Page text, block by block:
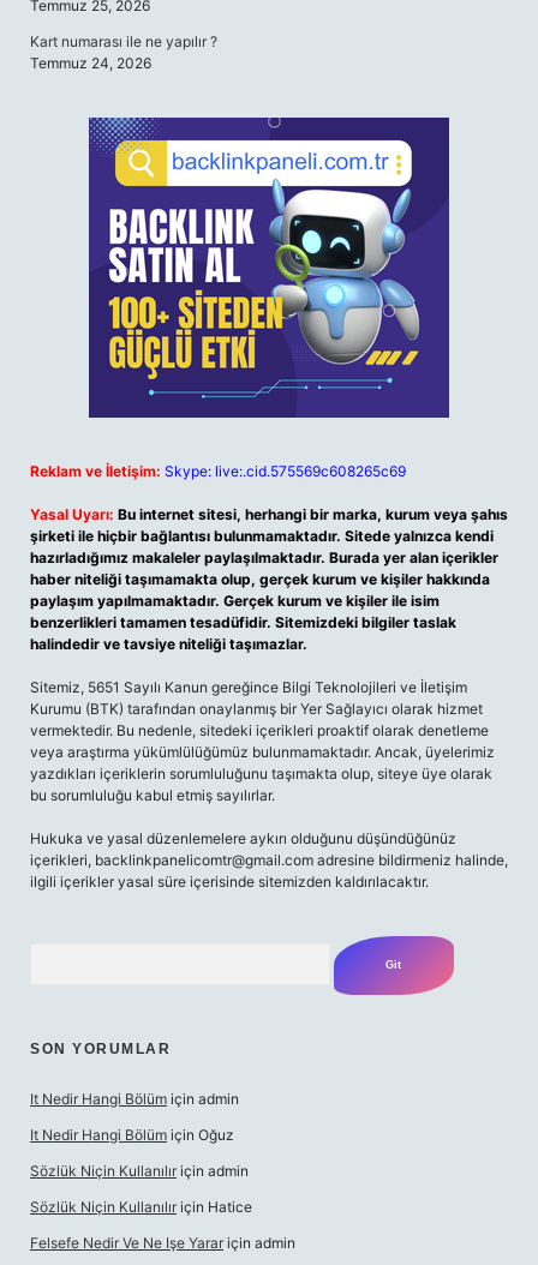
Temmuz 25, 2026
Kart numarası ile ne yapılır ?
Temmuz 24, 2026
Reklam ve İletişim: Skype: live:.cid.575569c608265c69
Yasal Uyarı: Bu internet sitesi, herhangi bir marka, kurum veya şahıs
şirketi ile hiçbir bağlantısı bulunmamaktadır. Sitede yalnızca kendi
hazırladığımız makaleler paylaşılmaktadır. Burada yer alan içerikler
haber niteliği taşımamakta olup, gerçek kurum ve kişiler hakkında
paylaşım yapılmamaktadır. Gerçek kurum ve kişiler ile isim
benzerlikleri tamamen tesadüfidir. Sitemizdeki bilgiler taslak
halindedir ve tavsiye niteliği taşımazlar.
Sitemiz, 5651 Sayılı Kanun gereğince Bilgi Teknolojileri ve İletişim
Kurumu (BTK) tarafından onaylanmış bir Yer Sağlayıcı olarak hizmet
vermektedir. Bu nedenle, sitedeki içerikleri proaktif olarak denetleme
veya araştırma yükümlülüğümüz bulunmamaktadır. Ancak, üyelerimiz
yazdıkları içeriklerin sorumluluğunu taşımakta olup, siteye üye olarak
bu sorumluluğu kabul etmiş sayılırlar.
Hukuka ve yasal düzenlemelere aykırı olduğunu düşündüğünüz
içerikleri, backlinkpanelicomtr@gmail.com adresine bildirmeniz halinde,
ilgili içerikler yasal süre içerisinde sitemizden kaldırılacaktır.
SON YORUMLAR
It Nedir Hangi Bölüm için admin
It Nedir Hangi Bölüm için Oğuz
Sözlük Niçin Kullanılır için admin
Sözlük Niçin Kullanılır için Hatice
Felsefe Nedir Ve Ne Işe Yarar için admin